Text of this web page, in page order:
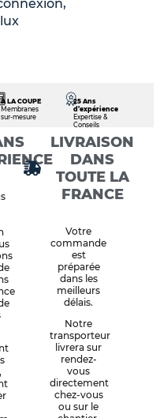
À LA COUPE
Membranes
sur-mesure
25 Ans
d’expérience
Expertise &
Conseils
LIVRAISON
DANS
TOUTE LA
FRANCE
Votre
commande
est
préparée
dans les
meilleurs
délais.
Notre
transporteur
livrera sur
rendez-
vous
directement
chez-vous
ou sur le